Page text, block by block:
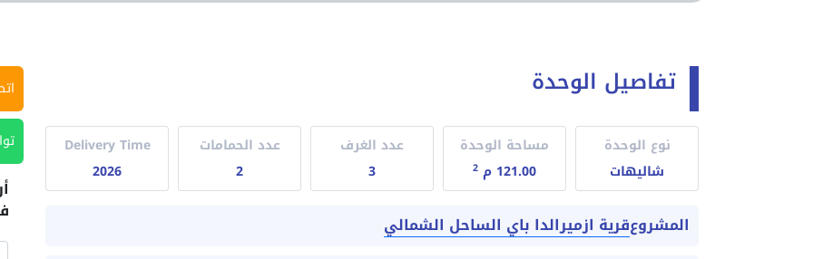
تفاصيل الوحدة
نوع الوحدة
شاليهات
مساحة الوحدة
121.00 م
2
عدد الغرف
3
عدد الحمامات
2
Delivery Time
2026
المشروعقرية ازميرالدا باي الساحل الشمالي